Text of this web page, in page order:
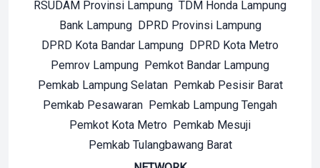
RSUDAM Provinsi Lampung TDM Honda Lampung
Bank Lampung DPRD Provinsi Lampung
DPRD Kota Bandar Lampung DPRD Kota Metro
Pemrov Lampung Pemkot Bandar Lampung
Pemkab Lampung Selatan Pemkab Pesisir Barat
Pemkab Pesawaran Pemkab Lampung Tengah
Pemkot Kota Metro Pemkab Mesuji
Pemkab Tulangbawang Barat